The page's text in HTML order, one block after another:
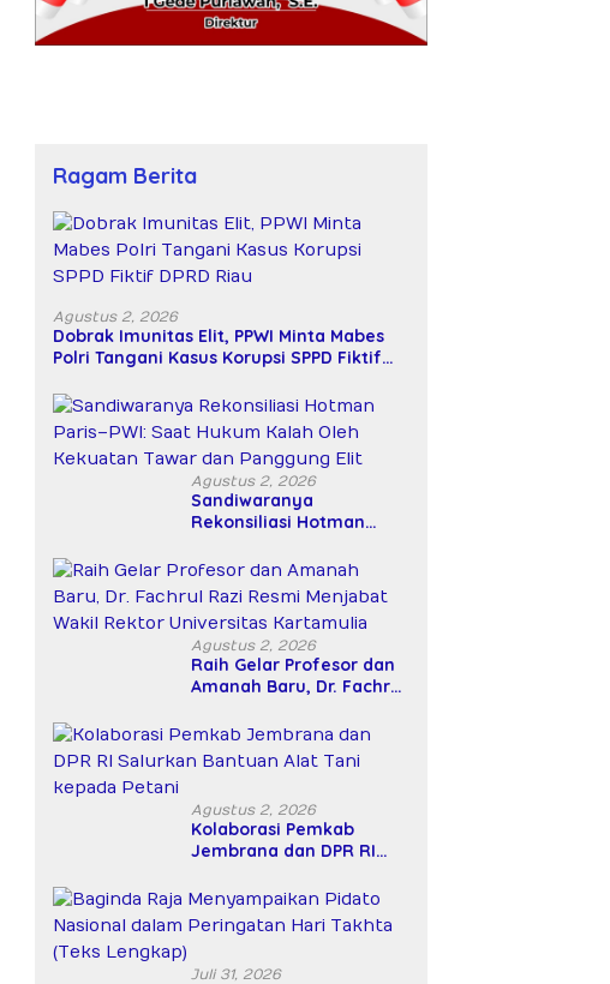
Ragam Berita
Agustus 2, 2026
Dobrak Imunitas Elit, PPWI Minta Mabes
Polri Tangani Kasus Korupsi SPPD Fiktif
Agustus 2, 2026
Sandiwaranya
Rekonsiliasi Hotman
Kalah Oleh Kekuatan
Tawar dan Panggung Elit
Agustus 2, 2026
Raih Gelar Profesor dan
Amanah Baru, Dr. Fachrul
Wakil Rektor Universitas
Kartamulia
Agustus 2, 2026
Kolaborasi Pemkab
Jembrana dan DPR RI
Tani kepada Petani
Juli 31, 2026